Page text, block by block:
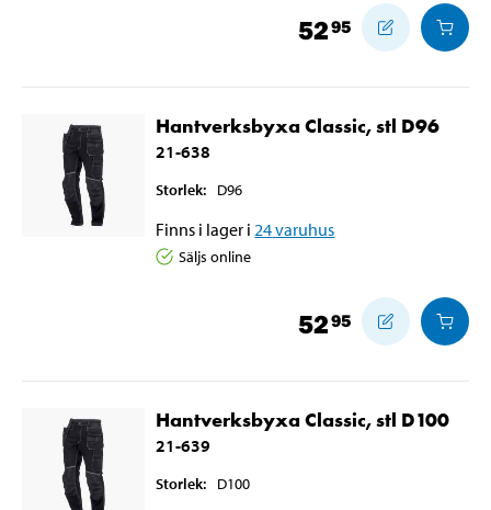
5295
Hantverksbyxa Classic, stl D96
21-638
Storlek: D96
Finns i lager i 24varuhus
Säljs online
5295
Hantverksbyxa Classic, stl D100
21-639
Storlek: D100